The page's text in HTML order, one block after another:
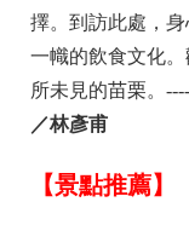
擇。到訪此處，
一幟的飲食文化
所未見的苗栗。
／林彥甫
【景點推薦】